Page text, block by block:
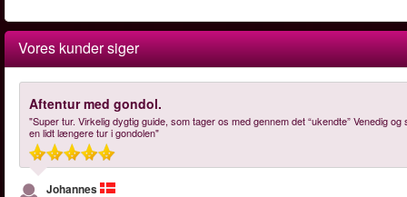
Vores kunder siger
Aftentur med gondol.
"Super tur. Virkelig dygtig guide, som tager os med gennem det “ukendte” Venedig
en lidt længere tur i gondolen"
Johannes